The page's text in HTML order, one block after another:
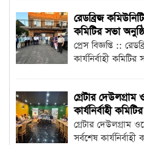
রেডব্রিজ
কমিটির সভা
প্রেস বিজ্ঞপ্তি ::
কার্যনির্বাহী
গ্রেটার
কার্যনির্বাহী
গ্রেটার দেউলগ্রাম
সর্বশেষ